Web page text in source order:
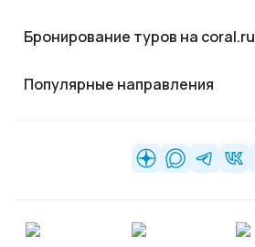
Бронирование туров на coral.ru
Популярные направления